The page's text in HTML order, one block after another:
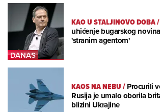
KAO U STALJINOVO DOBA/
uhićenje bugarskog
'stranim agentom'
KAOS NA NEBU/Procurili
Rusija je umalo oborila
blizini Ukrajine